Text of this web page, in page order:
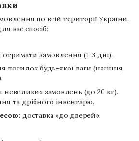
по всій території України.
вас спосіб:
замовлення (1-3 дні).
посилок будь-якої ваги (насіння,
невеликих замовлень (до 20 кг).
та дрібного інвентарю.
доставка «до дверей».